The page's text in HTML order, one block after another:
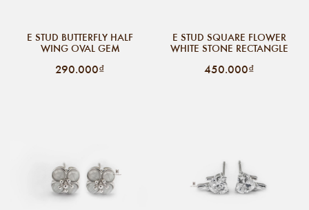
E STUD BUTTERFLY HALF
WING OVAL GEM
290.000₫
E STUD SQUARE FLOWER
WHITE STONE RECTANGLE
450.000₫